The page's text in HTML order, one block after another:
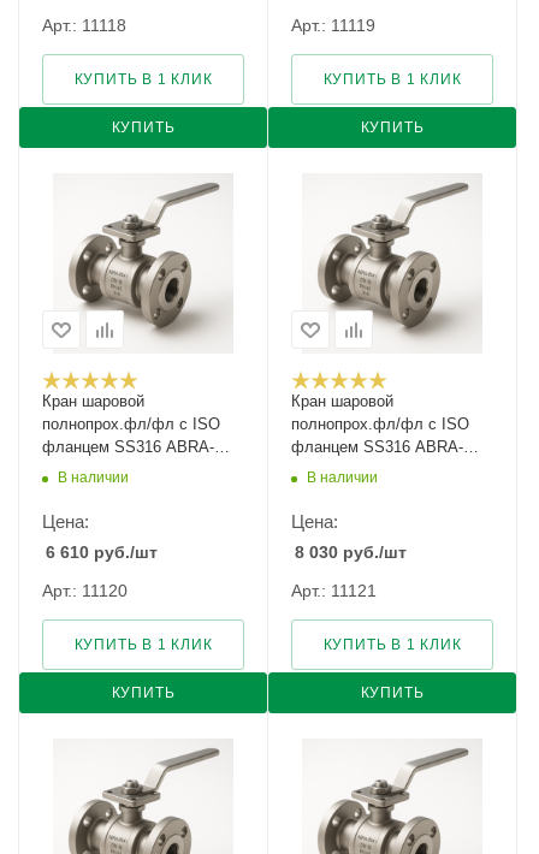
Арт.: 11118
КУПИТЬ
КУПИТЬ В 1 КЛИК
Арт.: 11119
КУПИТЬ
КУПИТЬ В 1 КЛИК
Кран шаровой
полнопрох.фл/фл с ISO
фланцем SS316 ABRA-
BV41-025 Ду-25 Ру-40
В наличии
Цена:
6 610 руб./шт
Арт.: 11120
КУПИТЬ
КУПИТЬ В 1 КЛИК
Кран шаровой
полнопрох.фл/фл с ISO
фланцем SS316 ABRA-
BV41-032 Ду-32 Ру-40
В наличии
Цена:
8 030 руб./шт
Арт.: 11121
КУПИТЬ
КУПИТЬ В 1 КЛИК